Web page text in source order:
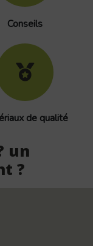
Conseils
de qualité
un
?